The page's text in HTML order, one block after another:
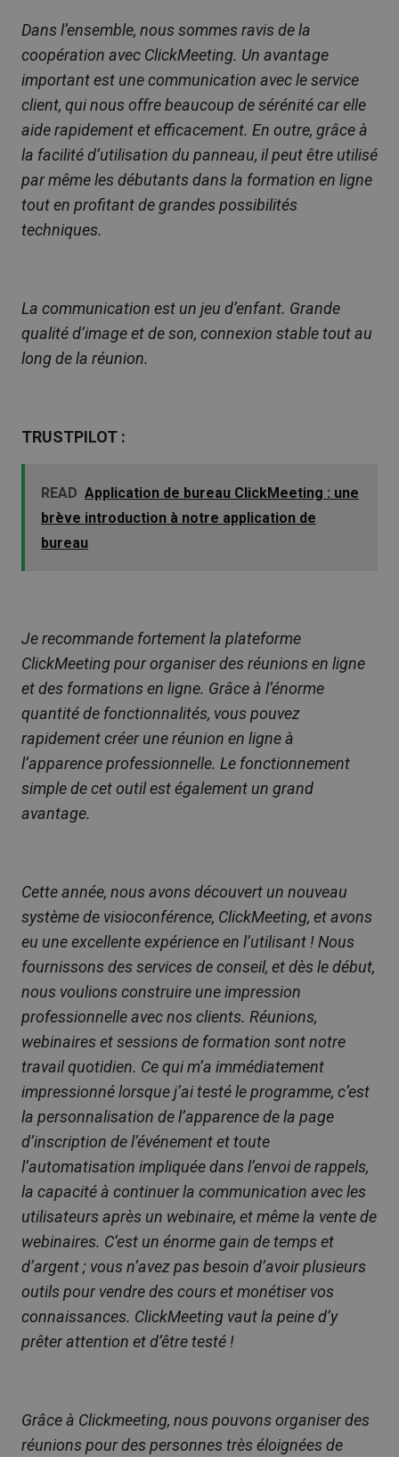
Dans l’ensemble, nous sommes ravis de la
coopération avec ClickMeeting. Un avantage
important est une communication avec le service
client, qui nous offre beaucoup de sérénité car elle
aide rapidement et efficacement. En outre, grâce à
la facilité d’utilisation du panneau, il peut être utilisé
par même les débutants dans la formation en ligne
tout en profitant de grandes possibilités
techniques.
La communication est un jeu d’enfant. Grande
qualité d’image et de son, connexion stable tout au
long de la réunion.
TRUSTPILOT :
READ Application de bureau ClickMeeting : une
brève introduction à notre application de
bureau
Je recommande fortement la plateforme
ClickMeeting pour organiser des réunions en ligne
et des formations en ligne. Grâce à l’énorme
quantité de fonctionnalités, vous pouvez
rapidement créer une réunion en ligne à
l’apparence professionnelle. Le fonctionnement
simple de cet outil est également un grand
avantage.
Cette année, nous avons découvert un nouveau
système de visioconférence, ClickMeeting, et avons
eu une excellente expérience en l’utilisant ! Nous
fournissons des services de conseil, et dès le début,
nous voulions construire une impression
professionnelle avec nos clients. Réunions,
webinaires et sessions de formation sont notre
travail quotidien. Ce qui m’a immédiatement
impressionné lorsque j’ai testé le programme, c’est
la personnalisation de l’apparence de la page
d’inscription de l’événement et toute
l’automatisation impliquée dans l’envoi de rappels,
la capacité à continuer la communication avec les
utilisateurs après un webinaire, et même la vente de
webinaires. C’est un énorme gain de temps et
d’argent ; vous n’avez pas besoin d’avoir plusieurs
outils pour vendre des cours et monétiser vos
connaissances. ClickMeeting vaut la peine d’y
prêter attention et d’être testé !
Grâce à Clickmeeting, nous pouvons organiser des
réunions pour des personnes très éloignées de